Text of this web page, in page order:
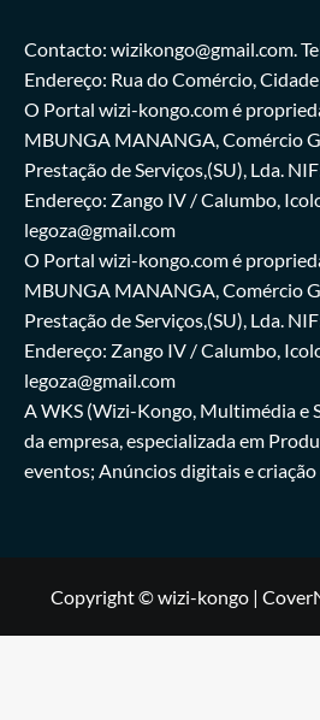
Contacto: wizikongo@gmail.com.
Endereço: Rua do Comércio,
O Portal wizi-kongo.com é
MBUNGA MANANGA, Comércio
Prestação de Serviços,(SU), Lda.
Endereço: Zango IV / Calumbo,
legoza@gmail.com
O Portal wizi-kongo.com é
MBUNGA MANANGA, Comércio
Prestação de Serviços,(SU), Lda.
Endereço: Zango IV / Calumbo,
legoza@gmail.com
A WKS (Wizi-Kongo, Multimédia e
da empresa, especializada em
eventos; Anúncios digitais e
Copyright © wizi-kongo |